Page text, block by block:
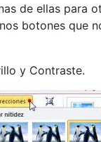
de ellas para
botones que
y Contraste.